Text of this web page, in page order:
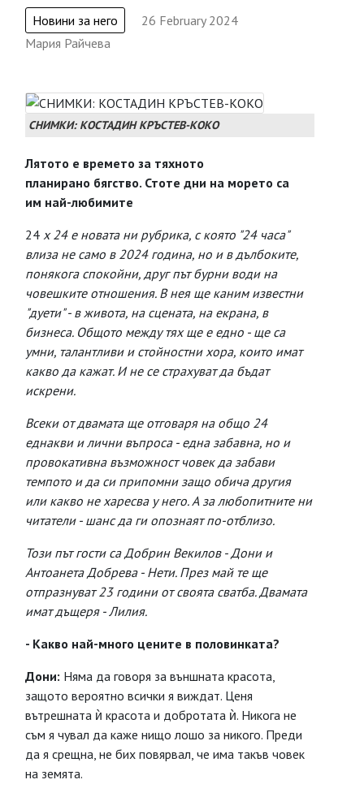
Новини за него
26 February 2024
Мария Райчева
СНИМКИ: КОСТАДИН КРЪСТЕВ-КОКО
Лятото е времето за тяхното
планирано бягство. Стоте дни на морето са
им най-любимите
24 x 24 е новата ни рубрика, с която "24 часа"
влиза не само в 2024 година, но и в дълбоките,
понякога спокойни, друг път бурни води на
човешките отношения. В нея ще каним известни
"дуети" - в живота, на сцената, на екрана, в
бизнеса. Общото между тях ще е едно - ще са
умни, талантливи и стойностни хора, които имат
какво да кажат. И не се страхуват да бъдат
искрени.
Всеки от двамата ще отговаря на общо 24
еднакви и лични въпроса - една забавна, но и
провокативна възможност човек да забави
темпото и да си припомни защо обича другия
или какво не харесва у него. А за любопитните ни
читатели - шанс да ги опознаят по-отблизо.
Този път гости са Добрин Векилов - Дони и
Антоанета Добрева - Нети. През май те ще
отпразнуват 23 години от своята сватба. Двамата
имат дъщеря - Лилия.
- Какво най-много цените в половинката?
Дони: Няма да говоря за външната красота,
защото вероятно всички я виждат. Ценя
вътрешната ѝ красота и добротата ѝ. Никога не
съм я чувал да каже нищо лошо за никого. Преди
да я срещна, не бих повярвал, че има такъв човек
на земята.